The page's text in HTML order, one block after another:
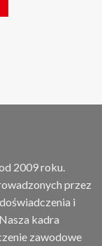
2009 roku.
przez
i
kadra
zawodowe